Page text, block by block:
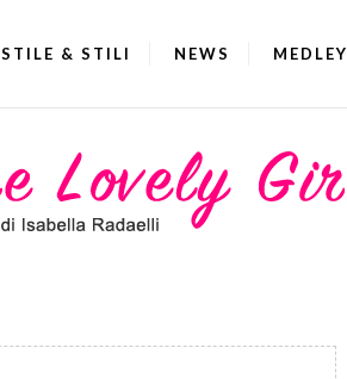
STILE & STILI NEWS MEDLEY